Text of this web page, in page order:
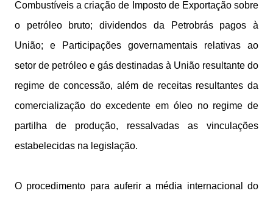
Combustíveis a criação de Imposto de Exportação sobre
o petróleo bruto; dividendos da Petrobrás pagos à
União; e Participações governamentais relativas ao
setor de petróleo e gás destinadas à União resultante do
regime de concessão, além de receitas resultantes da
comercialização do excedente em óleo no regime de
partilha de produção, ressalvadas as vinculações
estabelecidas na legislação.
O procedimento para auferir a média internacional do